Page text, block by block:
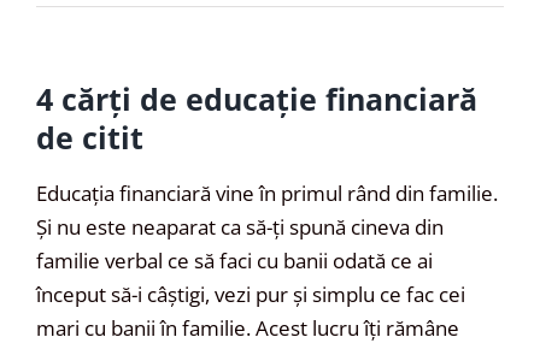
4 cărți de educație financiară
de citit
Educația financiară vine în primul rând din familie.
Și nu este neaparat ca să-ți spună cineva din
familie verbal ce să faci cu banii odată ce ai
început să-i câștigi, vezi pur și simplu ce fac cei
mari cu banii în familie. Acest lucru îți rămâne